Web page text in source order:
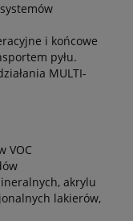
i końcowe
pyłu.
MULTI-
VOC
akrylu
lakierów,